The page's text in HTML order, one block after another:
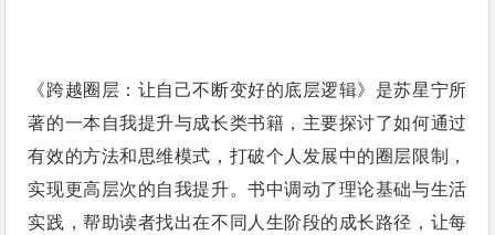
《跨越圈层：让自己不断变好的底层逻辑》是苏星宁所
著的一本自我提升与成长类书籍，主要探讨了如何通过
有效的方法和思维模式，打破个人发展中的圈层限制，
实现更高层次的自我提升。书中调动了理论基础与生活
实践，帮助读者找出在不同人生阶段的成长路径，让每